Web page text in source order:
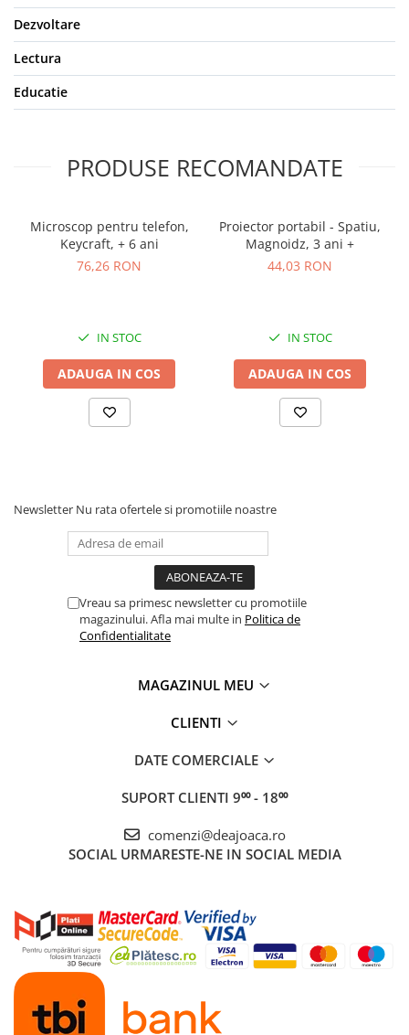
Dezvoltare
Lectura
Educatie
PRODUSE RECOMANDATE
Microscop pentru telefon,
Keycraft, + 6 ani
76,26 RON
IN STOC
ADAUGA IN COS
Proiector portabil - Spatiu,
Magnoidz, 3 ani +
44,03 RON
IN STOC
ADAUGA IN COS
Newsletter Nu rata ofertele si promotiile noastre
Vreau sa primesc newsletter cu promotiile
magazinului. Afla mai multe in Politica de
Confidentialitate
MAGAZINUL MEU
CLIENTI
DATE COMERCIALE
SUPORT CLIENTI 9⁰⁰ - 18⁰⁰
comenzi@deajoaca.ro
SOCIAL URMARESTE-NE IN SOCIAL MEDIA